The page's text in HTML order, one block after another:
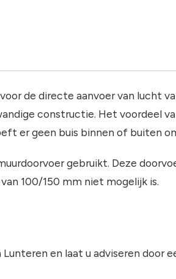
de directe aanvoer van lucht
constructie. Het voordeel
er geen buis binnen of buiten
gebruikt. Deze
100/150 mm niet mogelijk is.
Lunteren en laat u adviseren door